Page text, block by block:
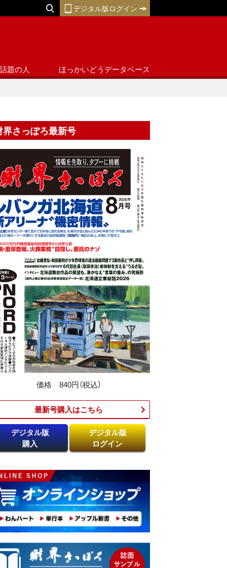
デジタル版ログイン
話題の人 ほっかいどうデータベース
界さっぽろ最新号
価格 840円（税込）
最新号購入はこちら​
デジタル版
購入
デジタル版
ログイン